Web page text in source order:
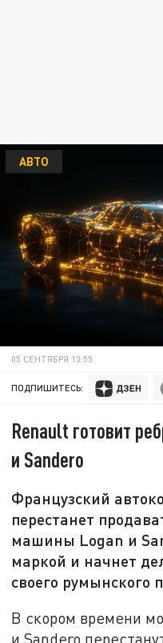
АВТО
05 СЕНТЯБРЯ 13:55
ПОДПИШИТЕСЬ:
Renault готовит
и Sandero
Французский
перестанет
машины Logan и
маркой и начнет
своего румынского
В скором времени
и Sandero